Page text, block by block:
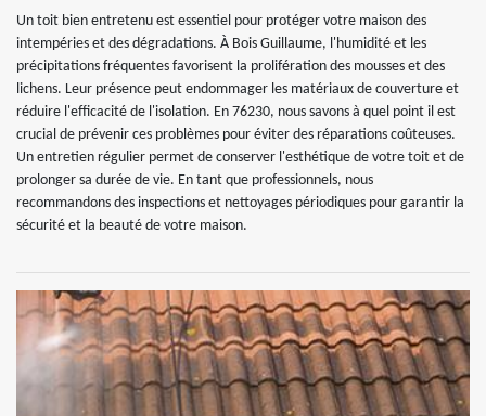
Un toit bien entretenu est essentiel pour protéger votre maison des
intempéries et des dégradations. À Bois Guillaume, l'humidité et les
précipitations fréquentes favorisent la prolifération des mousses et des
lichens. Leur présence peut endommager les matériaux de couverture et
réduire l'efficacité de l'isolation. En 76230, nous savons à quel point il est
crucial de prévenir ces problèmes pour éviter des réparations coûteuses.
Un entretien régulier permet de conserver l'esthétique de votre toit et de
prolonger sa durée de vie. En tant que professionnels, nous
recommandons des inspections et nettoyages périodiques pour garantir la
sécurité et la beauté de votre maison.